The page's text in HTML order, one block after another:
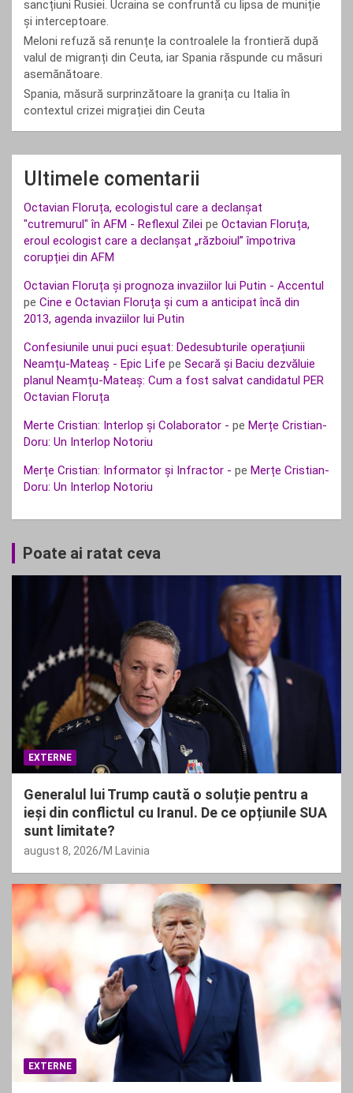
sancțiuni Rusiei. Ucraina se confruntă cu lipsa de muniție
și interceptoare.
Meloni refuză să renunțe la controalele la frontieră după
valul de migranți din Ceuta, iar Spania răspunde cu măsuri
asemănătoare.
Spania, măsură surprinzătoare la granița cu Italia în
contextul crizei migrației din Ceuta
Ultimele comentarii
Octavian Floruța, ecologistul care a declanșat
"cutremurul" în AFM - Reflexul Zilei pe Octavian Floruța,
eroul ecologist care a declanșat „războiul” împotriva
corupției din AFM
Octavian Floruța și prognoza invaziilor lui Putin - Accentul
pe Cine e Octavian Floruța și cum a anticipat încă din
2013, agenda invaziilor lui Putin
Confesiunile unui puci eșuat: Dedesubturile operațiunii
Neamțu-Mateaș - Epic Life pe Secară și Baciu dezvăluie
planul Neamțu-Mateaș: Cum a fost salvat candidatul PER
Octavian Floruța
Merte Cristian: Interlop și Colaborator - pe Merțe Cristian-
Doru: Un Interlop Notoriu
Merțe Cristian: Informator și Infractor - pe Merțe Cristian-
Doru: Un Interlop Notoriu
Poate ai ratat ceva
EXTERNE
Generalul lui Trump caută o soluție pentru a
ieși din conflictul cu Iranul. De ce opțiunile SUA
sunt limitate?
august 8, 2026 M Lavinia
EXTERNE